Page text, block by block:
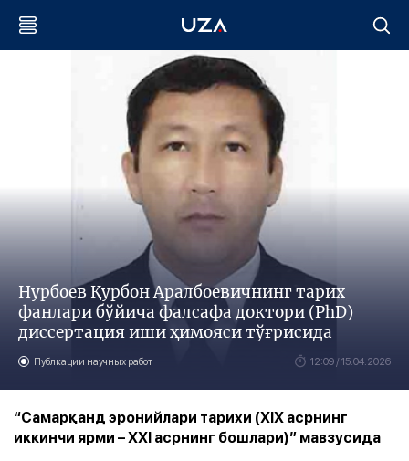
Нурбоев Қурбон Аралбоевичнинг тарих
фанлари бўйича фалсафа доктори (PhD)
диссертация иши ҳимояси тўғрисида
Публкации научных работ 12:09 / 15.04.2026
“Самарқанд эронийлари тарихи (ХIХ асрнинг
иккинчи ярми – ХХI асрнинг бошлари)” мавзусида